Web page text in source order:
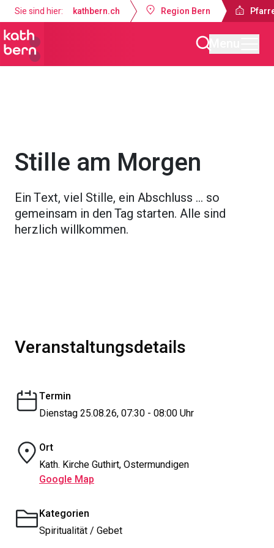
Sie sind hier: kathbern.ch Region Bern
Stille am Morgen
Ein Text, viel Stille, ein Abschluss … so
gemeinsam in den Tag starten. Alle sind
herzlich willkommen.
Veranstaltungsdetails
Termin
Dienstag 25.08.26, 07:30 - 08:00 Uhr
Ort
Kath. Kirche Guthirt, Ostermundigen
Google Map
Kategorien
Spiritualität / Gebet